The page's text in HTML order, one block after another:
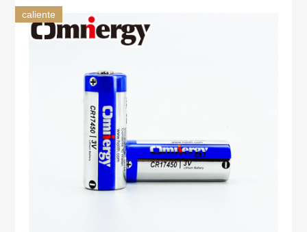
caliente